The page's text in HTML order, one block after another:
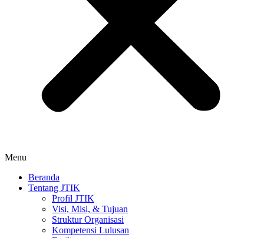
Menu
Beranda
Tentang JTIK
Profil JTIK
Visi, Misi, & Tujuan
Struktur Organisasi
Kompetensi Lulusan